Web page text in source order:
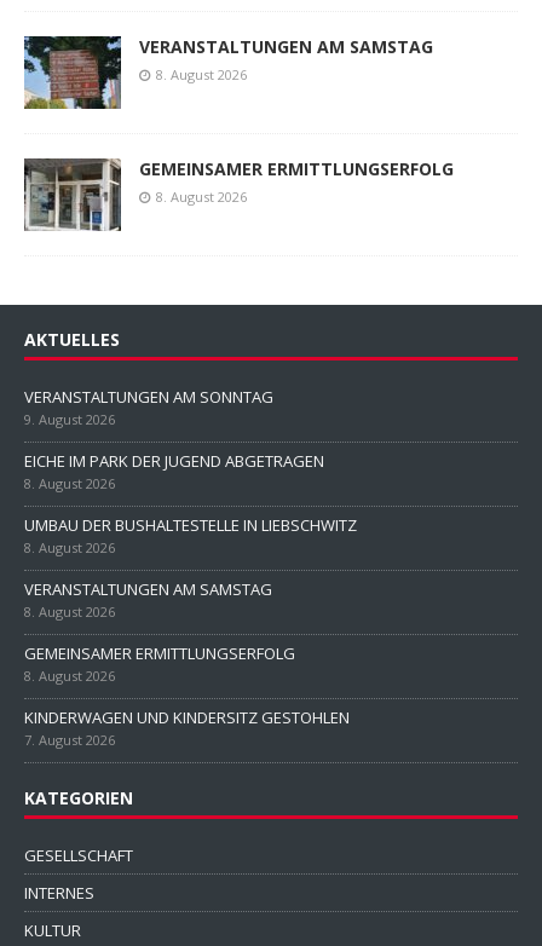
VERANSTALTUNGEN AM SAMSTAG
8. August 2026
GEMEINSAMER ERMITTLUNGSERFOLG
8. August 2026
AKTUELLES
VERANSTALTUNGEN AM SONNTAG
9. August 2026
EICHE IM PARK DER JUGEND ABGETRAGEN
8. August 2026
UMBAU DER BUSHALTESTELLE IN LIEBSCHWITZ
8. August 2026
VERANSTALTUNGEN AM SAMSTAG
8. August 2026
GEMEINSAMER ERMITTLUNGSERFOLG
8. August 2026
KINDERWAGEN UND KINDERSITZ GESTOHLEN
7. August 2026
KATEGORIEN
GESELLSCHAFT
INTERNES
KULTUR